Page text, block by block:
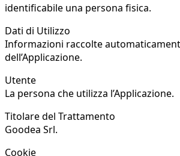
identificabile una persona fisica.
Dati di Utilizzo
Informazioni raccolte
dell’Applicazione.
Utente
La persona che utilizza l’Applicazione.
Titolare del Trattamento
Goodea Srl.
Cookie